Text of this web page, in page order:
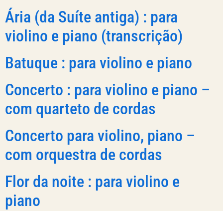
Ária (da Suíte antiga) : para
violino e piano (transcrição)
Batuque : para violino e piano
Concerto : para violino e piano –
com quarteto de cordas
Concerto para violino, piano –
com orquestra de cordas
Flor da noite : para violino e
piano